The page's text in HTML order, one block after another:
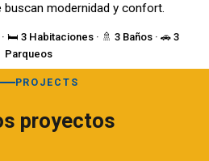
🛏️ 3 Habitaciones · 🚿 3 Baños · 🚗 3
Parqueos
buscan modernidad y confort.
PROJECTS
proyectos